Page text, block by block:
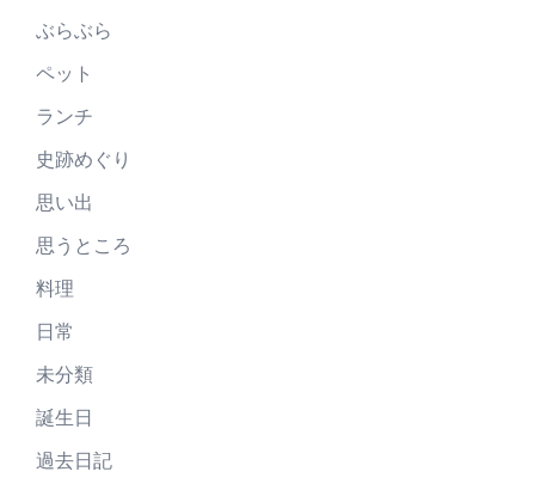
ぶらぶら
ペット
ランチ
史跡めぐり
思い出
思うところ
料理
日常
未分類
誕生日
過去日記